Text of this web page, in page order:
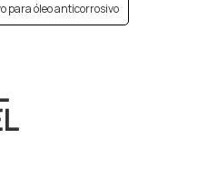
para óleo anticorrosivo